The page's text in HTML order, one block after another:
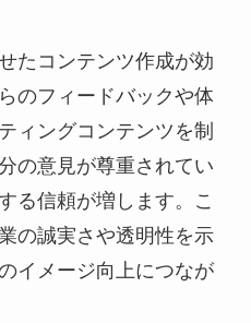
たコンテンツ作成が効
のフィードバックや体
ィングコンテンツを制
の意見が尊重されてい
る信頼が増します。こ
の誠実さや透明性を示
イメージ向上につなが